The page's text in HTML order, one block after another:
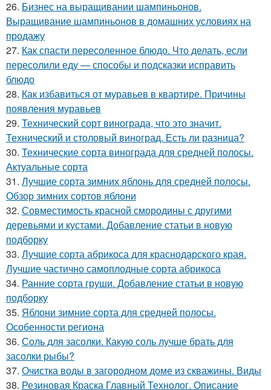
26. Бизнес на выращивании шампиньонов.
Выращивание шампиньонов в домашних условиях на
продажу
27. Как спасти пересоленное блюдо. Что делать, если
пересолили еду — способы и подсказки исправить
блюдо
28. Как избавиться от муравьев в квартире. Причины
появления муравьев
29. Технический сорт винограда, что это значит.
Технический и столовый виноград. Есть ли разница?
30. Технические сорта винограда для средней полосы.
Актуальные сорта
31. Лучшие сорта зимних яблонь для средней полосы.
Обзор зимних сортов яблони
32. Совместимость красной смородины с другими
деревьями и кустами. Добавление статьи в новую
подборку
33. Лучшие сорта абрикоса для краснодарского края.
Лучшие частично самоплодные сорта абрикоса
34. Ранние сорта груши. Добавление статьи в новую
подборку
35. Яблони зимние сорта для средней полосы.
Особенности региона
36. Соль для засолки. Какую соль лучше брать для
засолки рыбы?
37. Очистка воды в загородном доме из скважины. Виды
38. Резиновая Краска Главный Технолог. Описание